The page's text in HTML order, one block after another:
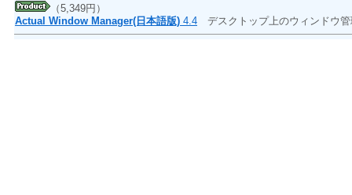
（5,349円）
Actual Window Manager(日本語版) 4.4 デスクトップ上のウィンドウ